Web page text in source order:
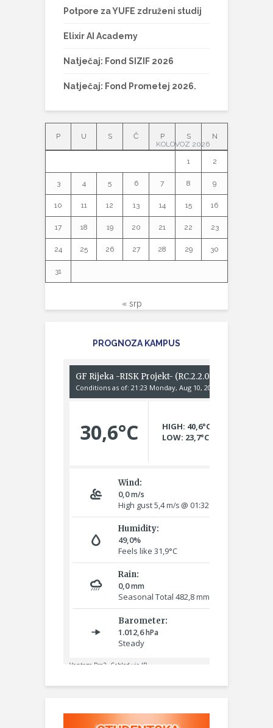
Potpore za YUFE združeni studij
Elixir AI Academy
Natječaj: Fond SIZIF 2026
Natječaj: Fond Prometej 2026.
KOLOVOZ 2026
P U S Č P S N
1 2
3 4 5 6 7 8 9
10 11 12 13 14 15 16
17 18 19 20 21 22 23
24 25 26 27 28 29 30
31
« srp
PROGNOZA KAMPUS